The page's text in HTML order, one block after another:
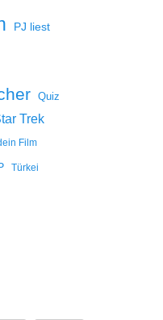
PJ liest
Quiz
Trek
Film
Türkei